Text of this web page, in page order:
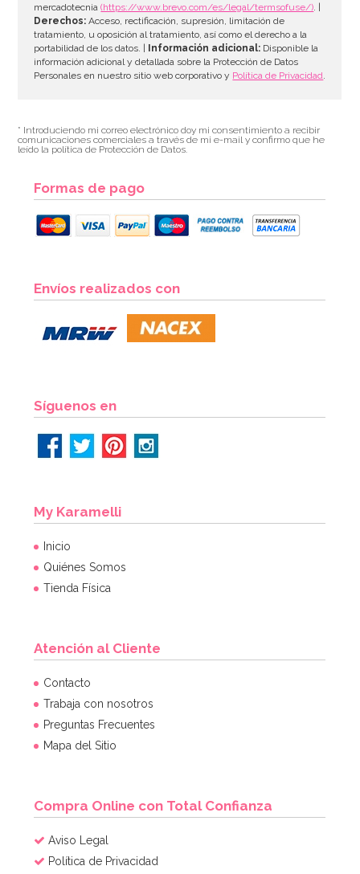
mercadotecnia(https://www.brevo.com/es/legal/termsofuse/). |
Derechos: Acceso, rectificación, supresión, limitación de
tratamiento, u oposición al tratamiento, así como el derecho a la
portabilidad de los datos. |
Información adicional: Disponible la
información adicional y detallada sobre la Protección de Datos
Personales en nuestro sitio web corporativo y Política de Privacidad.
* Introduciendo mi correo electrónico doy mi consentimiento a recibir
comunicaciones comerciales a través de mi e-mail y confirmo que he
leído la política de Protección de Datos.
Formas de pago
Envíos realizados con
Síguenos en
My Karamelli
Inicio
Quiénes Somos
Tienda Física
Atención al Cliente
Contacto
Trabaja con nosotros
Preguntas Frecuentes
Mapa del Sitio
Compra Online con Total Confianza
Aviso Legal
Política de Privacidad